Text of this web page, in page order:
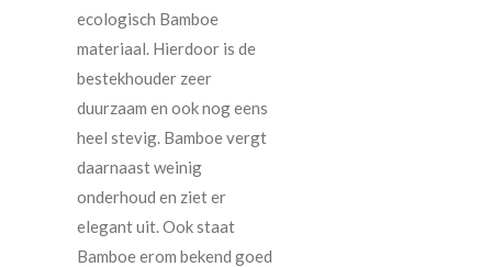
ecologisch Bamboe
materiaal. Hierdoor is de
bestekhouder zeer
duurzaam en ook nog eens
heel stevig. Bamboe vergt
daarnaast weinig
onderhoud en ziet er
elegant uit. Ook staat
Bamboe erom bekend goed